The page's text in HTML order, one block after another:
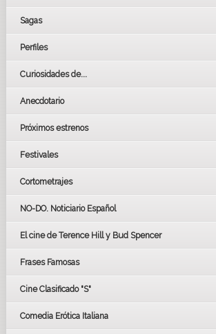
Sagas
Perfiles
Curiosidades de...
Anecdotario
Próximos estrenos
Festivales
LOS OSCARS
GOYAS
BAFTA
Cortometrajes
NO-DO. Noticiario Español
El cine de Terence Hill y Bud Spencer
Frases Famosas
Cine Clasificado "S"
Comedia Erótica Italiana